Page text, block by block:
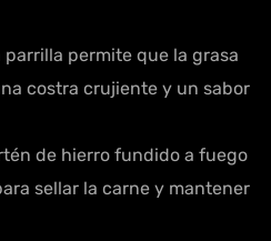
parrilla permite que la grasa
costra crujiente y un sabor
de hierro fundido a fuego
sellar la carne y mantener